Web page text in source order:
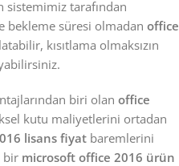
sistemimiz tarafından
bekleme süresi olmadan office
kısıtlama olmaksızın
biri olan office
kutu maliyetlerini ortadan
lisans fiyat baremlerini
bir microsoft office 2016 ürün